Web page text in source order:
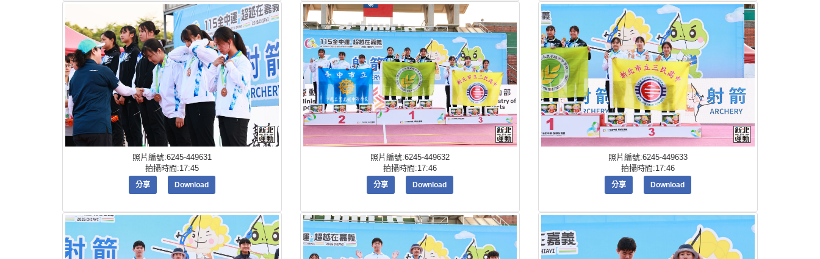
照片編號:6245-449631
拍攝時間:17:45
分享 Download
照片編號:6245-449632
拍攝時間:17:46
分享 Download
照片編號:6245-449633
拍攝時間:17:46
分享 Download